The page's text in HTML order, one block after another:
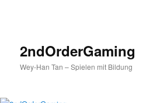
2ndOrderGaming
Wey-Han Tan – Spielen mit Bildung